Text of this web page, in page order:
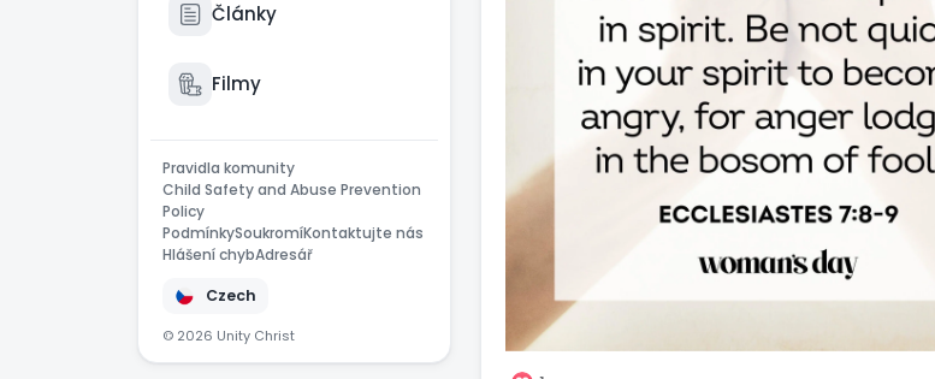
Články
Filmy
Pravidla komunity
Child Safety and Abuse Prevention
Policy
PodmínkySoukromíKontaktujte nás
Hlášení chybAdresář
Czech
© 2026 Unity Christ